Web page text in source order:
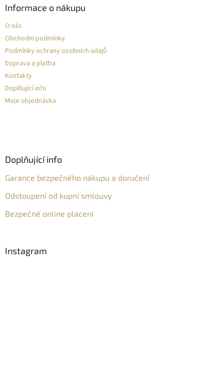
Informace o nákupu
O nás
Obchodní podmínky
Podmínky ochrany osobních údajů
Doprava a platba
Kontakty
Doplňující info
Moje objednávka
Doplňující info
Garance bezpečného nákupu a doručení
Odstoupení od kupní smlouvy
Bezpečné online placení
Instagram